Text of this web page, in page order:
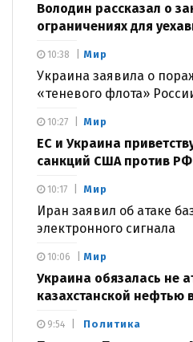
Володин рассказал о
ограничениях для
Мир
Украина заявила о
«теневого флота»
10:38
Мир
ЕС и Украина
санкций США против РФ
10:27
Мир
Иран заявил об атаке
электронного сигнала
10:17
Мир
Украина обязалась не
казахстанской нефтью
10:06
Политика
9:54